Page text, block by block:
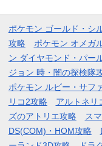
ポケモン ゴールド・シ
攻略
ポケモン オメガ
ン ダイヤモンド・パー
ジョン 時・闇の探検隊
ポケモン ルビー・サフ
リコ2攻略
アルトネリ
ズのアトリエ攻略
ス
DS(COM)・HOM攻略